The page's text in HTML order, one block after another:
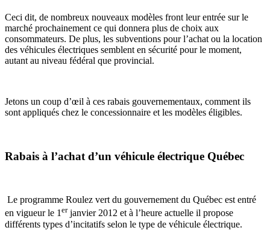
Ceci dit, de nombreux nouveaux modèles front leur entrée sur le
marché prochainement ce qui donnera plus de choix aux
consommateurs. De plus, les subventions pour l’achat ou la location
des véhicules électriques semblent en sécurité pour le moment,
autant au niveau fédéral que provincial.
Jetons un coup d’œil à ces rabais gouvernementaux, comment ils
sont appliqués chez le concessionnaire et les modèles éligibles.
Rabais à l’achat d’un véhicule électrique Québec
Le programme Roulez vert du gouvernement du Québec est entré
en vigueur le 1erjanvier 2012 et à l’heure actuelle il propose
différents types d’incitatifs selon le type de véhicule électrique.